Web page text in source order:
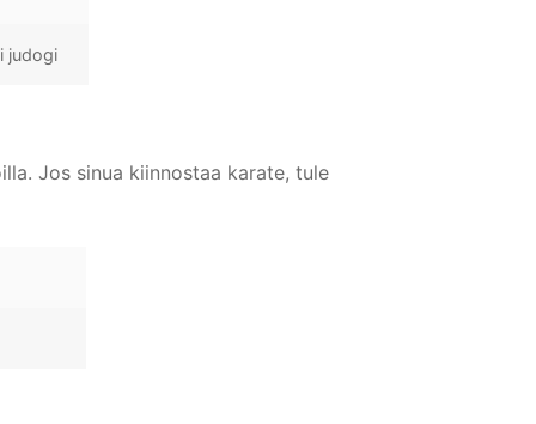
judogi
Jos sinua kiinnostaa karate, tule